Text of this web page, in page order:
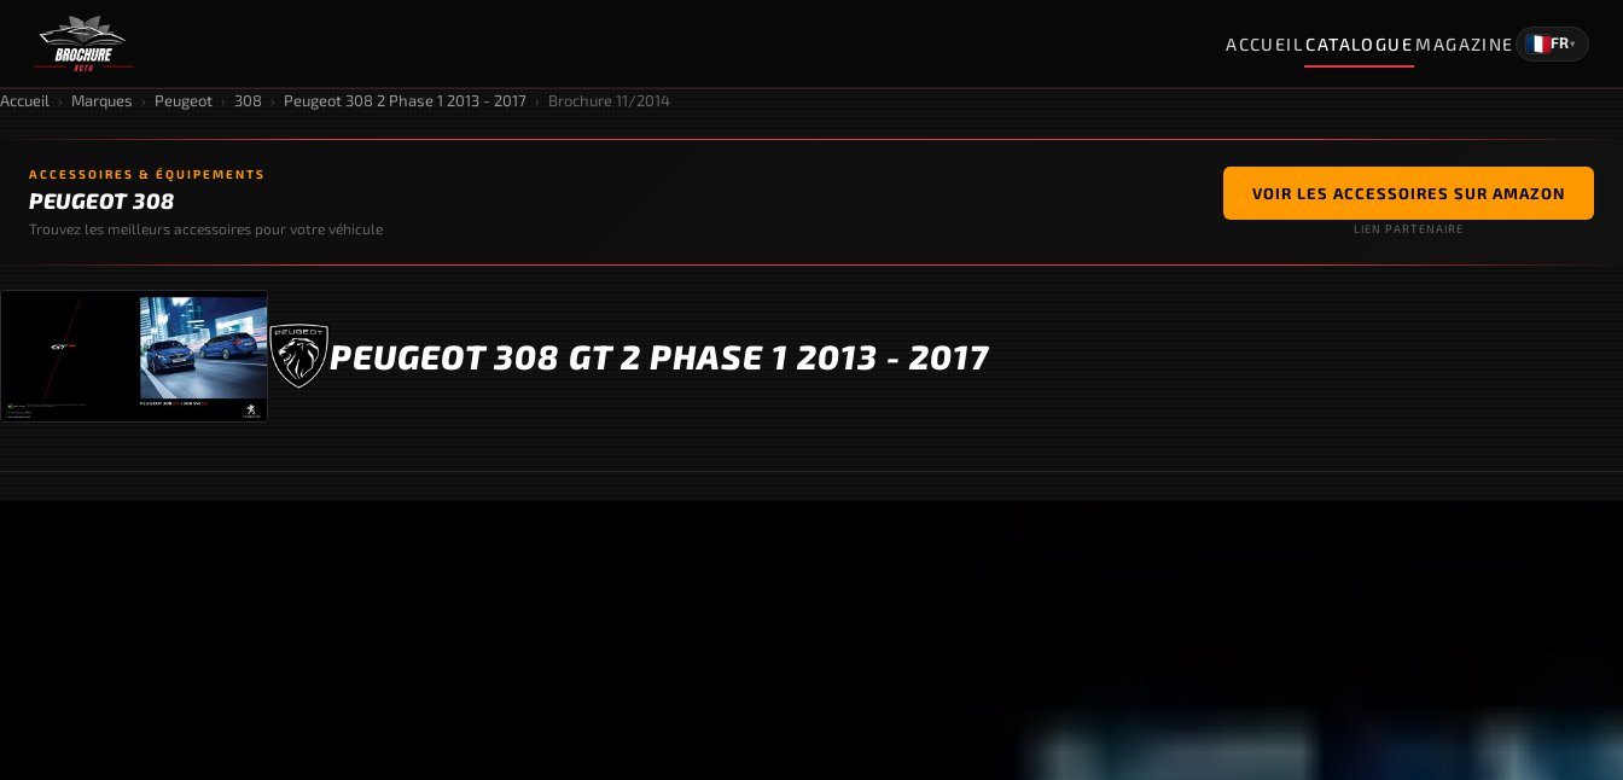
ACCUEILCATALOGUE MAGAZINE FR▾
Accueil › Marques › Peugeot › 308 › Peugeot 308 2 Phase 1 2013 - 2017 › Brochure 11/2014
ACCESSOIRES & ÉQUIPEMENTS
PEUGEOT 308
Trouvez les meilleurs accessoires pour votre véhicule
VOIR LES ACCESSOIRES SUR AMAZON
LIEN PARTENAIRE
PEUGEOT 308 GT 2 PHASE 1 2013 - 2017